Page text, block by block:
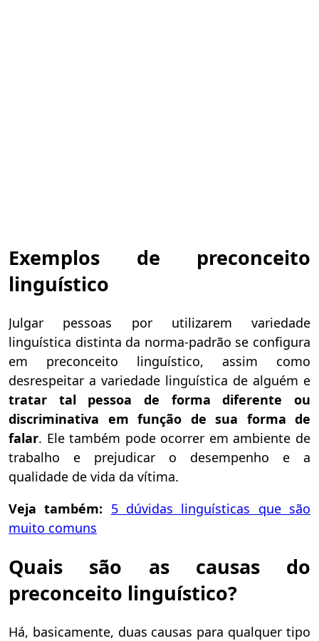
Exemplos de preconceito
linguístico
Julgar pessoas por utilizarem variedade
linguística distinta da norma-padrão se configura
em preconceito linguístico, assim como
desrespeitar a variedade linguística de alguém e
tratar tal pessoa de forma diferente ou
discriminativa em função de sua forma de
falar. Ele também pode ocorrer em ambiente de
trabalho e prejudicar o desempenho e a
qualidade de vida da vítima.
Veja também: 5 dúvidas linguísticas que são
muito comuns
Quais são as causas do
preconceito linguístico?
Há, basicamente, duas causas para qualquer tipo